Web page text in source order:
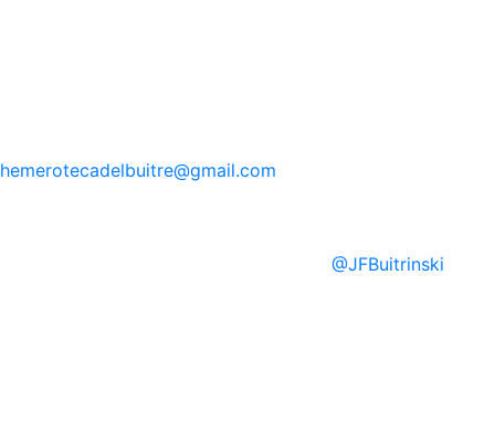
hemerotecadelbuitre@gmail.com
@JFBuitrinski